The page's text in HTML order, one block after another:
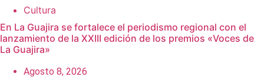
Cultura
En La Guajira se fortalece el periodismo regional con el
lanzamiento de la XXIII edición de los premios «Voces de
La Guajira»
Agosto 8, 2026